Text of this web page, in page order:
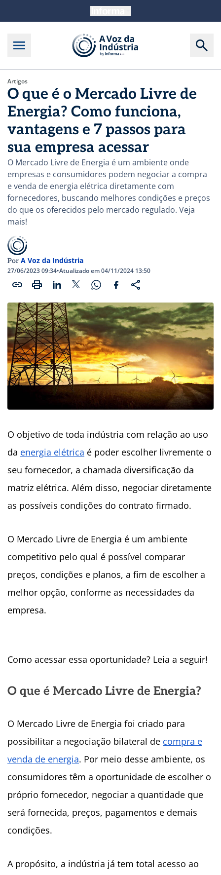
Artigos
O que é o Mercado Livre de
Energia? Como funciona,
vantagens e 7 passos para
sua empresa acessar
O Mercado Livre de Energia é um ambiente onde
empresas e consumidores podem negociar a compra
e venda de energia elétrica diretamente com
fornecedores, buscando melhores condições e preços
do que os oferecidos pelo mercado regulado. Veja
mais!
Por A Voz da Indústria
27/06/2023 09:34•Atualizado em 04/11/2024 13:50
O objetivo de toda indústria com relação ao uso
da energia elétrica é poder escolher livremente o
seu fornecedor, a chamada diversificação da
matriz elétrica. Além disso, negociar diretamente
as possíveis condições do contrato firmado.
O Mercado Livre de Energia é um ambiente
competitivo pelo qual é possível comparar
preços, condições e planos, a fim de escolher a
melhor opção, conforme as necessidades da
empresa.
Como acessar essa oportunidade? Leia a seguir!
O que é Mercado Livre de Energia?
O Mercado Livre de Energia foi criado para
possibilitar a negociação bilateral de compra e
venda de energia. Por meio desse ambiente, os
consumidores têm a oportunidade de escolher o
próprio fornecedor, negociar a quantidade que
será fornecida, preços, pagamentos e demais
condições.
A propósito, a indústria já tem total acesso ao